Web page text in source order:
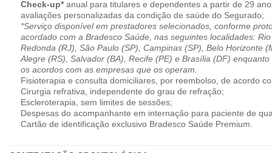
Check-up*anual para titulares e dependentes a partir de 29
avaliações personalizadas da condição de saúde do Segurado;
*Serviço disponível em prestadores selecionados, conforme
acordado com a Bradesco Saúde, nas seguintes localidades:
Redonda (RJ), São Paulo (SP), Campinas (SP), Belo Horizonte
Alegre (RS), Salvador (BA), Recife (PE) e Brasília (DF)
os acordos com as empresas que os operam.
Fisioterapia e consulta domiciliares, por reembolso, de acordo
Cirurgia refrativa, independente do grau de refração;
Escleroterapia, sem limites de sessões;
Despesas do acompanhante em internação para paciente de
Cartão de identificação exclusivo Bradesco Saúde Premium.